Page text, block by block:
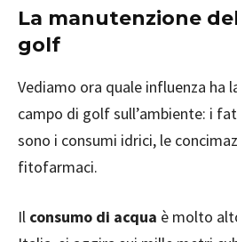
La manutenzione
golf
Vediamo ora quale influenza ha
campo di golf sull’ambiente: i
sono i consumi idrici, le
fitofarmaci.
Il consumo di acqua è molto